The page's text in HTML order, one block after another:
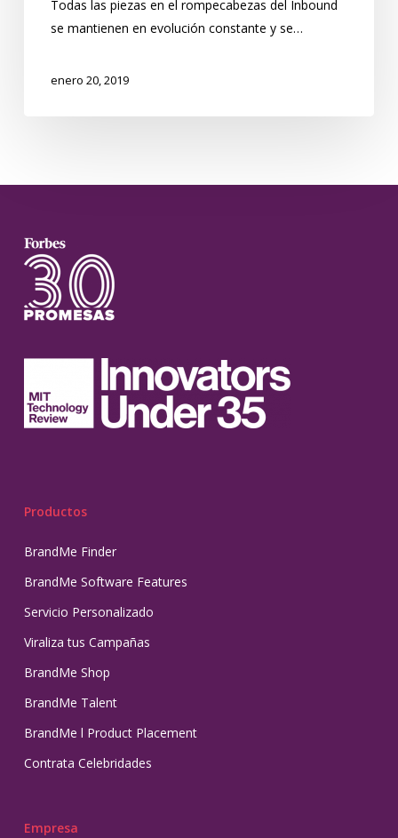
Todas las piezas en el rompecabezas del Inbound
se mantienen en evolución constante y se…
enero 20, 2019
Productos
BrandMe Finder
BrandMe Software Features
Servicio Personalizado
Viraliza tus Campañas
BrandMe Shop
BrandMe Talent
BrandMe l Product Placement
Contrata Celebridades
Empresa